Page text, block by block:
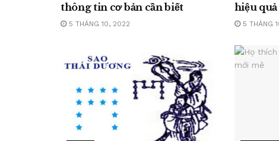
thông tin cơ bản cần biết
5 THÁNG 10, 2022
hiệu
5 THÁNG